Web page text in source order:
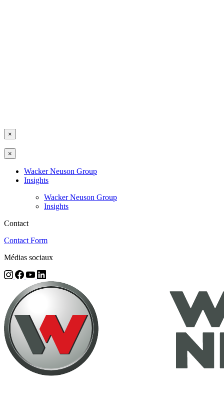
×
×
Wacker Neuson Group
Insights
Wacker Neuson Group
Insights
Contact
Contact Form
Médias sociaux